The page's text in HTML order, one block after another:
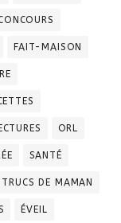
FAIT-MAISON
ORL
SANTÉ
TRUCS DE MAMAN
ÉVEIL